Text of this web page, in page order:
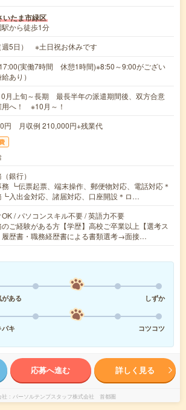
いたま市緑区
から徒歩1分
週5日） ※土日祝お休みです
実働7時間 休憩1時間)※8:50～9:00がござい
あり）
月上旬～長期 最長半年の派遣期間後、双方合意
用へ！ ※10月～！
円 月収例 210,000円+残業代
銀行）
務 ┗伝票起票、端末操作、郵便物対応、電話対応＊
┗入出金対応、諸届対応、口座開設＊ロ…
/ パソコンスキル不要 / 英語力不要
ご経験がある方【学歴】高校ご卒業以上【選考ス
履歴書・職務経歴書による書類選考→面接…
がある
しずか
キ
コツコツ
応募へ進む 詳しく見る
パーソルテンプスタッフ株式会社 首都圏